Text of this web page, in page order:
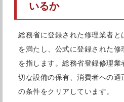
いるか
総務省に登録された修理業者と
を満たし、公式に登録された修
を指します。総務省登録修理業
切な設備の保有、消費者への適
の条件をクリアしています。